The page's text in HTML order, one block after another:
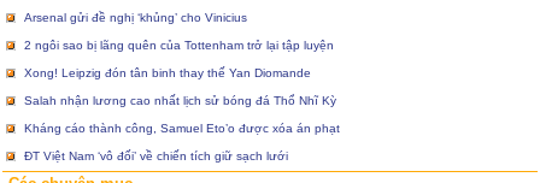
Arsenal gửi đề nghị ‘khủng’ cho Vinicius
2 ngôi sao bị lãng quên của Tottenham trở lại tập luyện
Xong! Leipzig đón tân binh thay thế Yan Diomande
Salah nhận lương cao nhất lịch sử bóng đá Thổ Nhĩ Kỳ
Kháng cáo thành công, Samuel Eto’o được xóa án phạt
ĐT Việt Nam ‘vô đối’ về chiến tích giữ sạch lưới